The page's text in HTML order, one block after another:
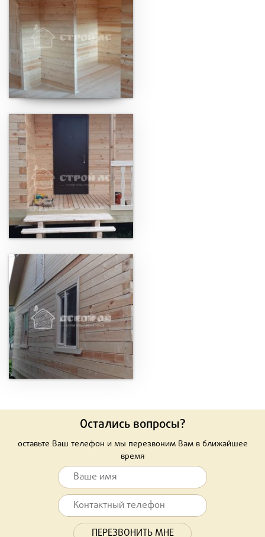
Остались вопросы?
оставьте Ваш телефон и мы перезвоним Вам в ближайшее
время